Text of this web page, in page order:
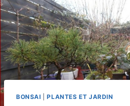
BONSAI |PLANTES ET JARDIN